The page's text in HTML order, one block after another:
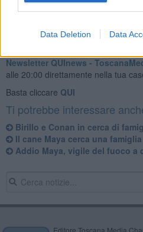
Data Deletion Data
Newsletter QUInews -
alle 20:00 direttamente nella tua
Basta cliccare QUI
Ti potrebbe interessare
Birillo e Conan in cerca di
Il cane Maya cerca una famiglia
Addio Maya, vigile del fuoco a
Editore Toscana Media